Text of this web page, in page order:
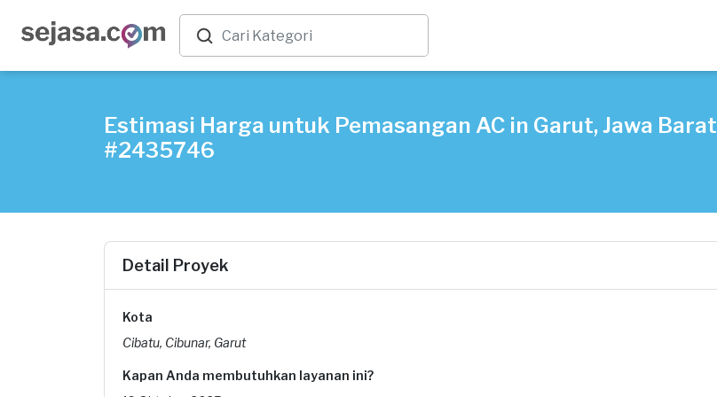
Estimasi Harga untuk Pemasangan AC in Garut, Jawa Barat
#2435746
Detail Proyek
Kota
Cibatu, Cibunar, Garut
Kapan Anda membutuhkan layanan ini?